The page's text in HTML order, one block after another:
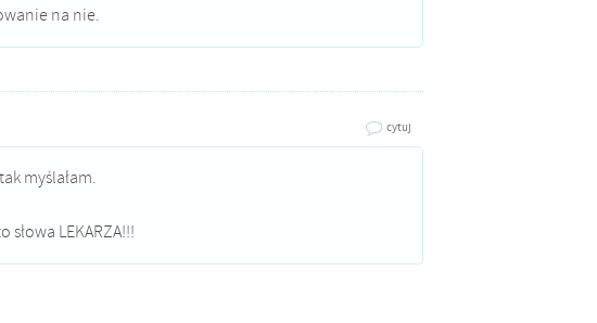
na nie.
cytuj
myślałam.
słowa LEKARZA!!!